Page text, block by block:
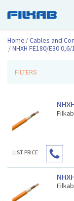
Home Cables and
NHXH FE180/Е30 0,6/
FILTERS
LIST PRICE